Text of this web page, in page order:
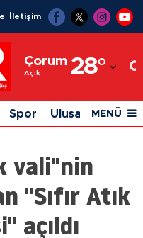
İletişim
Çorum
Açık 28°
Adıyaman
Afyonkarahisar
Ağrı
Amasya
Ankara
Antalya
Spor Ulusal Siyaset
MENÜ
vali"nin
"Sıfır Atık
açıldı